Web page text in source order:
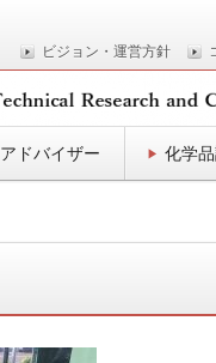
ビジョン・運営方針
アドバイザー 化学